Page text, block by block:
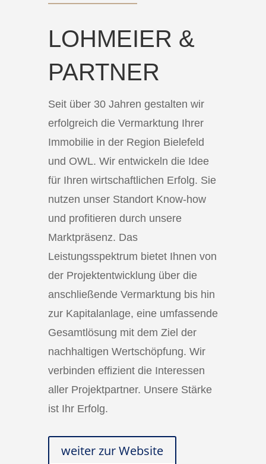
LOHMEIER &
PARTNER
Seit über 30 Jahren gestalten wir
erfolgreich die Vermarktung Ihrer
Immobilie in der Region Bielefeld
und OWL. Wir entwickeln die Idee
für Ihren wirtschaftlichen Erfolg. Sie
nutzen unser Standort Know-how
und profitieren durch unsere
Marktpräsenz. Das
Leistungsspektrum bietet Ihnen von
der Projektentwicklung über die
anschließende Vermarktung bis hin
zur Kapitalanlage, eine umfassende
Gesamtlösung mit dem Ziel der
nachhaltigen Wertschöpfung. Wir
verbinden effizient die Interessen
aller Projektpartner. Unsere Stärke
ist Ihr Erfolg.
weiter zur Website